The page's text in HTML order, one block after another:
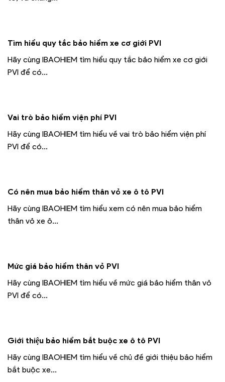
Tìm hiểu quy tắc bảo hiểm xe cơ giới PVI
Hãy cùng IBAOHIEM tìm hiểu quy tắc bảo hiểm xe cơ giới
PVI để có...
Vai trò bảo hiểm viện phí PVI
Hãy cùng IBAOHIEM tìm hiểu về vai trò bảo hiểm viện phí
PVI để có...
Có nên mua bảo hiểm thân vỏ xe ô tô PVI
Hãy cùng IBAOHIEM tìm hiểu xem có nên mua bảo hiểm
thân vỏ xe ô...
Mức giá bảo hiểm thân vỏ PVI
Hãy cùng IBAOHIEM tìm hiểu về mức giá bảo hiểm thân vỏ
PVI để có...
Giới thiệu bảo hiểm bắt buộc xe ô tô PVI
Hãy cùng IBAOHIEM tìm hiểu về chủ đề giới thiệu bảo hiểm
bắt buộc xe...